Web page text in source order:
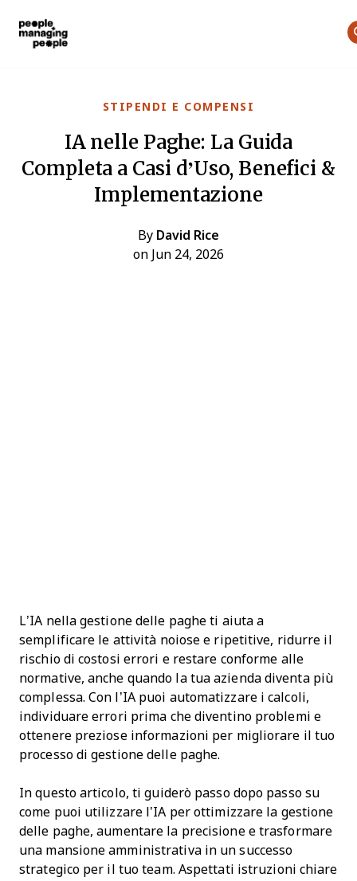
STIPENDI E COMPENSI
IA nelle Paghe: La Guida
Completa a Casi d’Uso, Benefici &
Implementazione
By David Rice
on Jun 24, 2026
L’IA nella gestione delle paghe ti aiuta a
semplificare le attività noiose e ripetitive, ridurre il
rischio di costosi errori e restare conforme alle
normative, anche quando la tua azienda diventa più
complessa. Con l’IA puoi automatizzare i calcoli,
individuare errori prima che diventino problemi e
ottenere preziose informazioni per migliorare il tuo
processo di gestione delle paghe.
In questo articolo, ti guiderò passo dopo passo su
come puoi utilizzare l’IA per ottimizzare la gestione
delle paghe, aumentare la precisione e trasformare
una mansione amministrativa in un successo
strategico per il tuo team. Aspettati istruzioni chiare